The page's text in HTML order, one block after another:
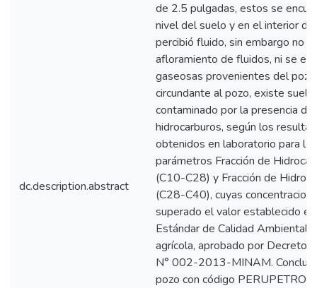
dc.description.abstract
de 2.5 pulgadas, estos se
nivel del suelo y en el interior
percibió fluido, sin embargo no
afloramiento de fluidos, ni se
gaseosas provenientes del
circundante al pozo, existe suelo
contaminado por la presencia de
hidrocarburos, según los
obtenidos en laboratorio para los
parámetros Fracción de
(C10-C28) y Fracción de
(C28-C40), cuyas
superado el valor establecido
Estándar de Calidad Ambiental
agrícola, aprobado por Decreto
N° 002-2013-MINAM.
pozo con código PERUPETRO